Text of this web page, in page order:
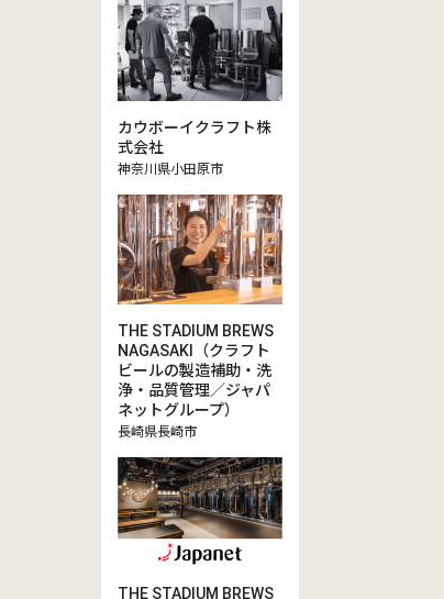
カウボーイクラフト株
式会社
神奈川県小田原市
THE STADIUM BREWS
NAGASAKI（クラフト
ビールの製造補助・洗
浄・品質管理／ジャパ
ネットグループ）
長崎県長崎市
THE STADIUM BREWS